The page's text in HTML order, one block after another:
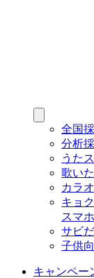
全国
分析
うた
歌い
カラ
キョ
スマ
サビ
子供
キャンペー